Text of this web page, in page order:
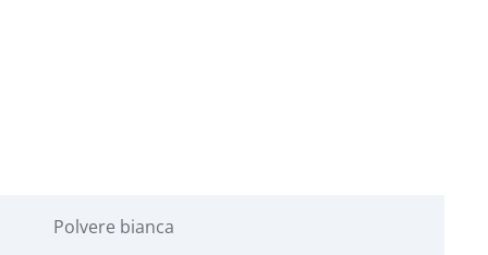
Polvere bianca